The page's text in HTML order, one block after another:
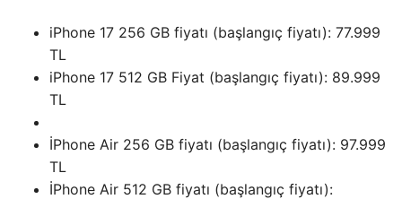
iPhone 17 256 GB fiyatı (başlangıç ​​fiyatı): 77.999
TL
iPhone 17 512 GB Fiyat (başlangıç ​​fiyatı): 89.999
TL
İPhone Air 256 GB fiyatı (başlangıç ​​fiyatı): 97.999
TL
İPhone Air 512 GB fiyatı (başlangıç ​​fiyatı):